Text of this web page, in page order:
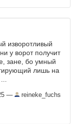
изворотливый
у ворот получит
зане, бо умный
лишь на
— reineke_fuchs